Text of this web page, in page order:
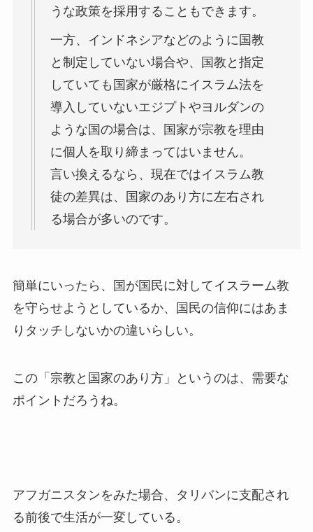
うな政策を採用することもできます。
一方、インドネシアなどのように国教
と制定していない場合や、国教と指定
していても国家が厳格にイスラム法を
導入していないエジプトやヨルダンの
ような国の場合は、国家が宗教を理由
に個人を取り締まってはいません。
言い換えるなら、現在ではイスラム教
徒の差異は、国家のあり方に左右され
る場合が多いのです。
簡単にいったら、国が国民に対してイスラーム教
を守らせようとしているか、国民の信仰にはあま
りタッチしないかの違いらしい。
この「宗教と国家のあり方」というのは、需要な
ポイントだろうね。
アフガニスタンをみた場合、タリバンに支配され
る前後で生活が一変している。